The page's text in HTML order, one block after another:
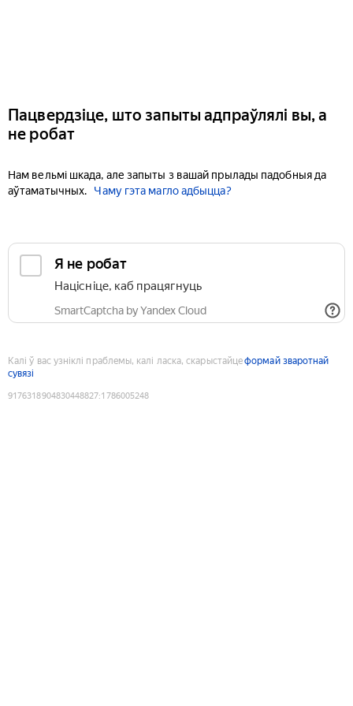
Пацвердзіце, што запыты адпраўлялі вы, а
не робат
Нам вельмі шкада, але запыты з вашай прылады падобныя да
аўтаматычных.
Чаму гэта магло адбыцца?
Я не робат
Націсніце, каб працягнуць
SmartCaptcha by Yandex Cloud
Калі ў вас узніклі праблемы, калі ласка, скарыстайцеформай зваротнай
сувязі
9176318904830448827:1786005248